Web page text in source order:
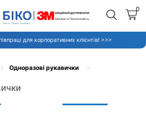
0
для корпоративних клієнтів! >>>
Одноразові рукавички